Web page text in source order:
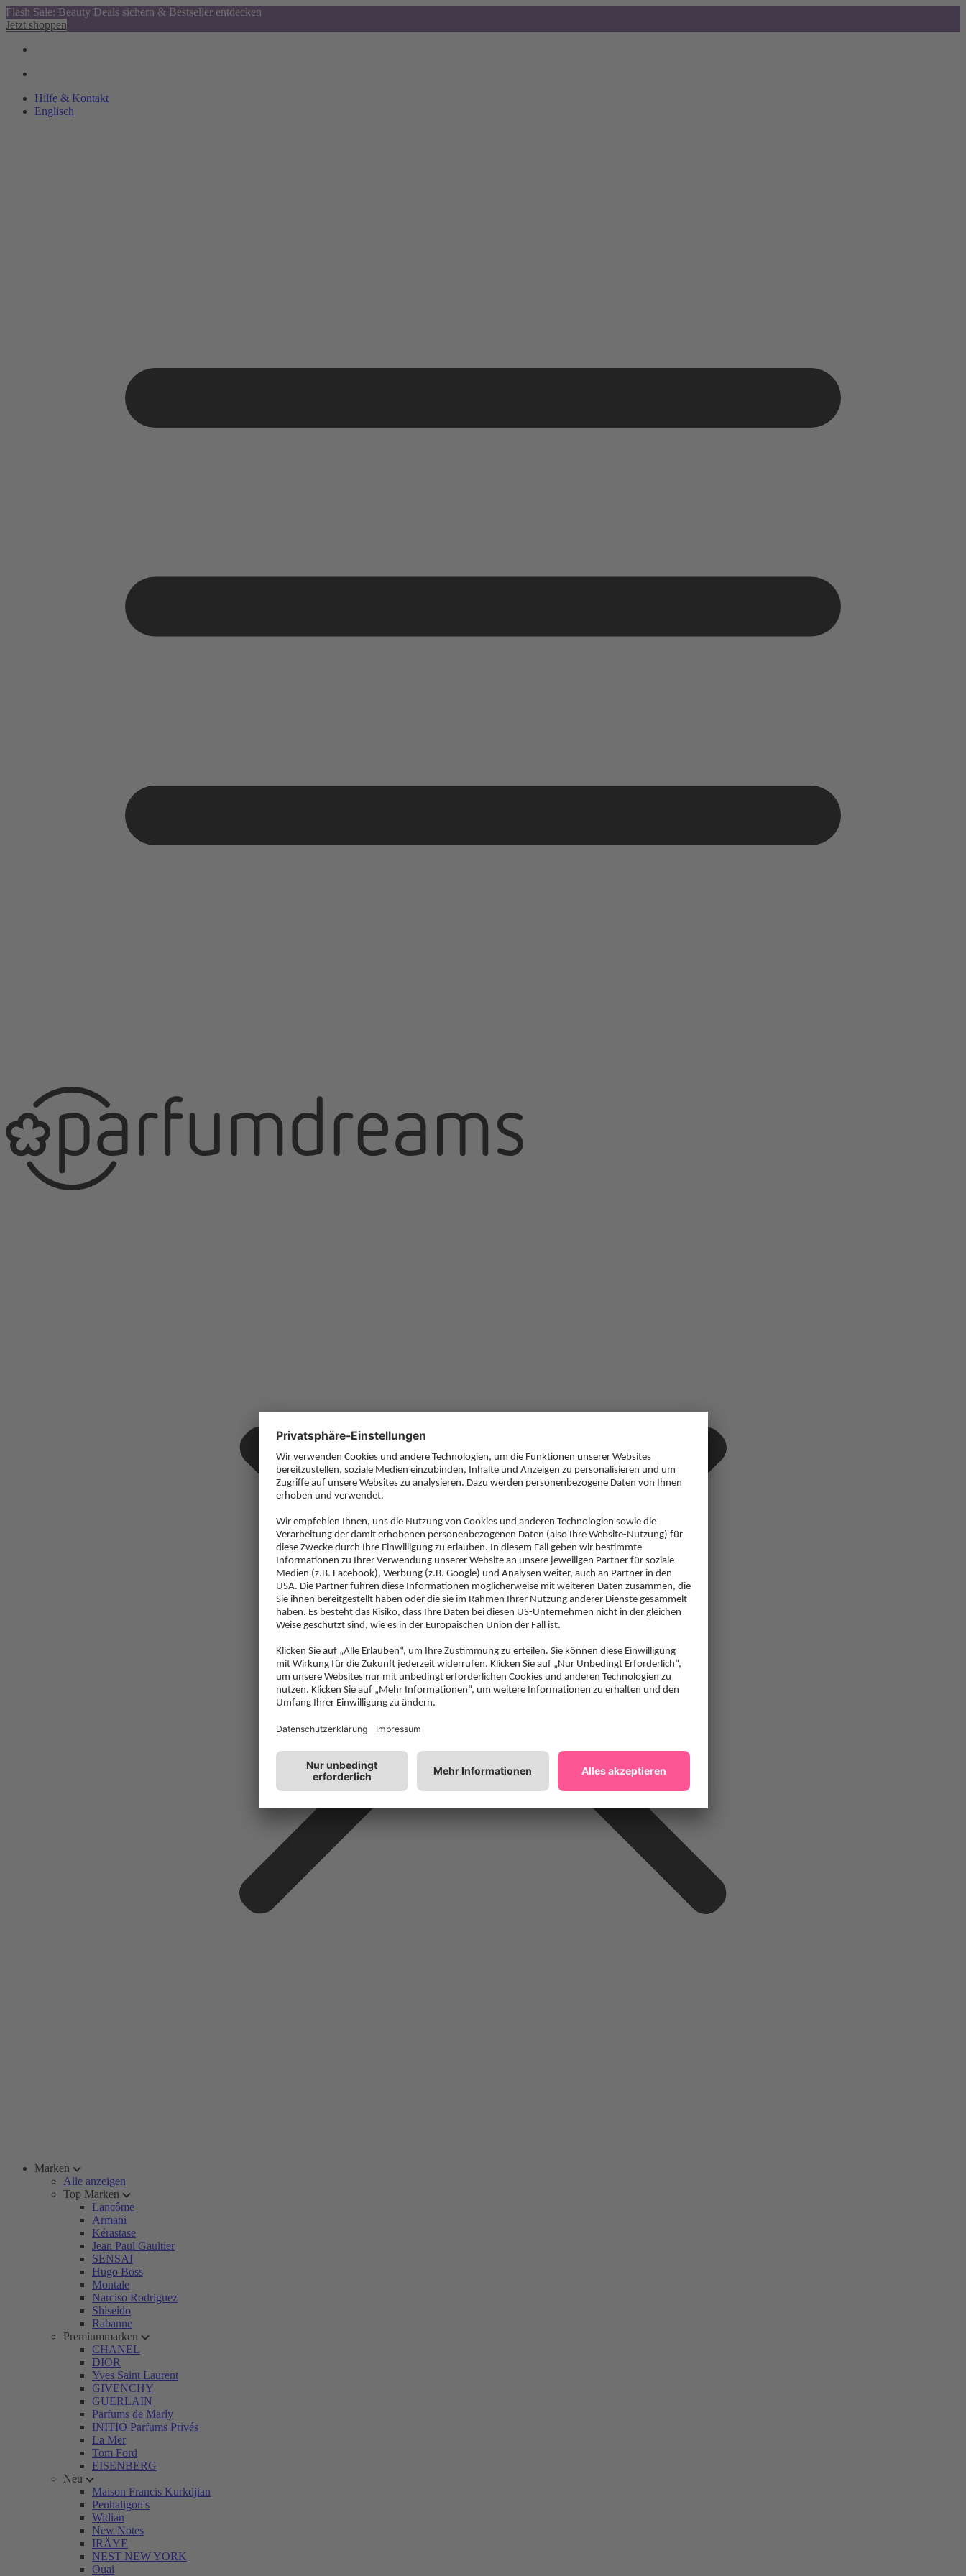
Flash Sale: Beauty Deals sichern & Bestseller entdecken
Jetzt shoppen
Hilfe & Kontakt
Englisch
Marken
Alle anzeigen
Top Marken
Lancôme
Armani
Kérastase
Jean Paul Gaultier
SENSAI
Hugo Boss
Montale
Narciso Rodriguez
Shiseido
Rabanne
Premiummarken
CHANEL
DIOR
Yves Saint Laurent
GIVENCHY
GUERLAIN
Parfums de Marly
INITIO Parfums Privés
La Mer
Tom Ford
EISENBERG
Neu
Maison Francis Kurkdjian
Penhaligon's
Widian
New Notes
IRÄYE
NEST NEW YORK
Ouai